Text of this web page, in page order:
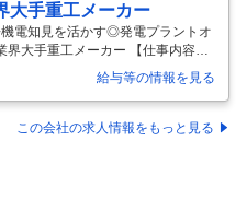
大手重工メーカー
電知見を活かす◎発電プラントオ
大手重工メーカー 【仕事内容】
電プラントオペレーター◆年休12
【具体的な仕事内容】 ◆業務内
ビンの燃焼状態チェック及び最適
体的には ・燃焼プロセスの監視と
ます ・燃焼調整の実施: ガスター
し、燃焼効率を最大化するた
給与等の情報を見る
この会社の求人情報をもっと見る